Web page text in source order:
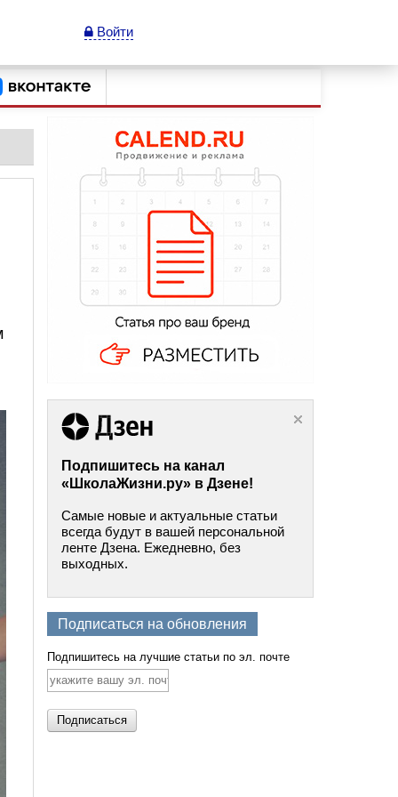
Войти
Подпишитесь на канал
«ШколаЖизни.ру» в Дзене!
Самые новые и актуальные статьи
всегда будут в вашей персональной
ленте Дзена. Ежедневно, без
выходных.
Подписаться на обновления
Подпишитесь на лучшие статьи по эл. почте